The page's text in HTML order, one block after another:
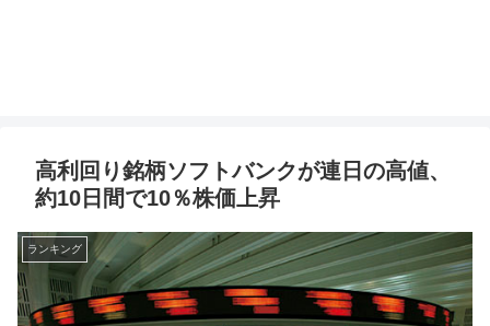
高利回り銘柄ソフトバンクが連日の高値、
約10日間で10％株価上昇
ランキング